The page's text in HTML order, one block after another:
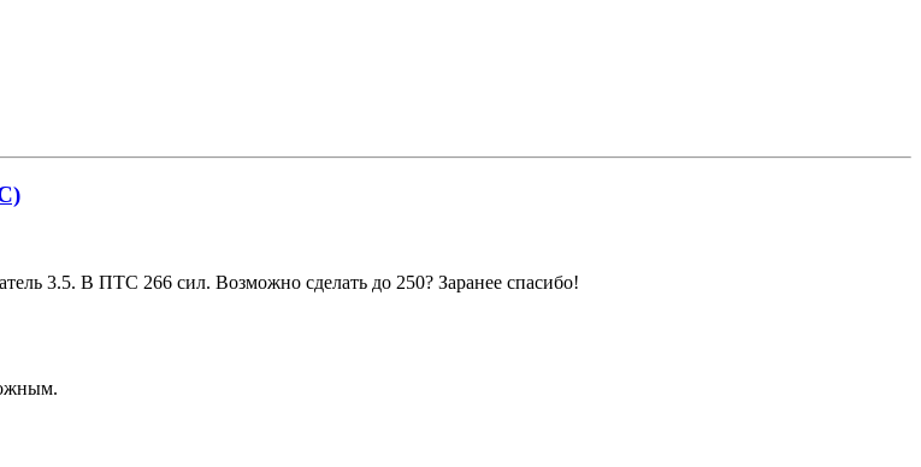
3.5. В ПТС 266 сил. Возможно сделать до 250? Заранее спасибо!